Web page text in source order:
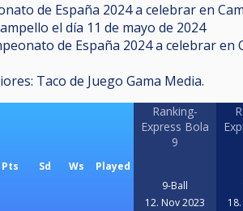
de España 2024 a celebrar en
el día 11 de mayo de 2024
de España 2024 a celebrar
Taco de Juego Gama Media.
Pts Sd Ws Played
Ranking-
Express Bola
9
9-Ball
12. Nov 2023